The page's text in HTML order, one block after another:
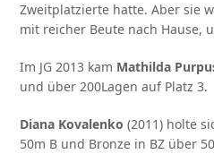
Zweitplatzierte hatte. Aber sie
mit reicher Beute nach Hause,
Im JG 2013 kam Mathilda
und über 200Lagen auf Platz 3.
Diana Kovalenko (2011) holte
50m B und Bronze in BZ über